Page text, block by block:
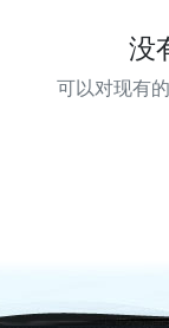
没
可以对现有